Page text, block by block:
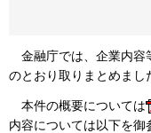
金融庁では、企業内容
のとおり取りまとめまし
本件の概要については
内容については以下を御